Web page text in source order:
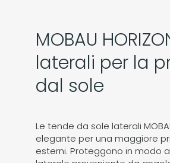
MOBAU
laterali per la
dal sole
Le tende da sole laterali
elegante per una maggiore
esterni. Proteggono in modo